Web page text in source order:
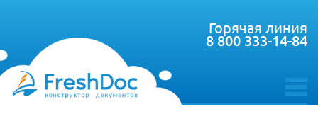
toggle
Горячая линия
8 800 333-14-84